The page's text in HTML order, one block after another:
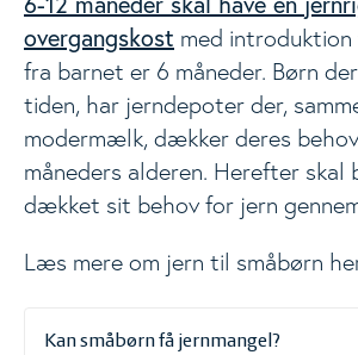
overgangskost med
fra barnet er 6 måneder. Børn
tiden, har jerndepoter der,
modermælk, dækker deres
måneders alderen. Herefter skal
dækket sit behov for jern
Læs mere om jern til småbørn
Kan småbørn få jernmangel?